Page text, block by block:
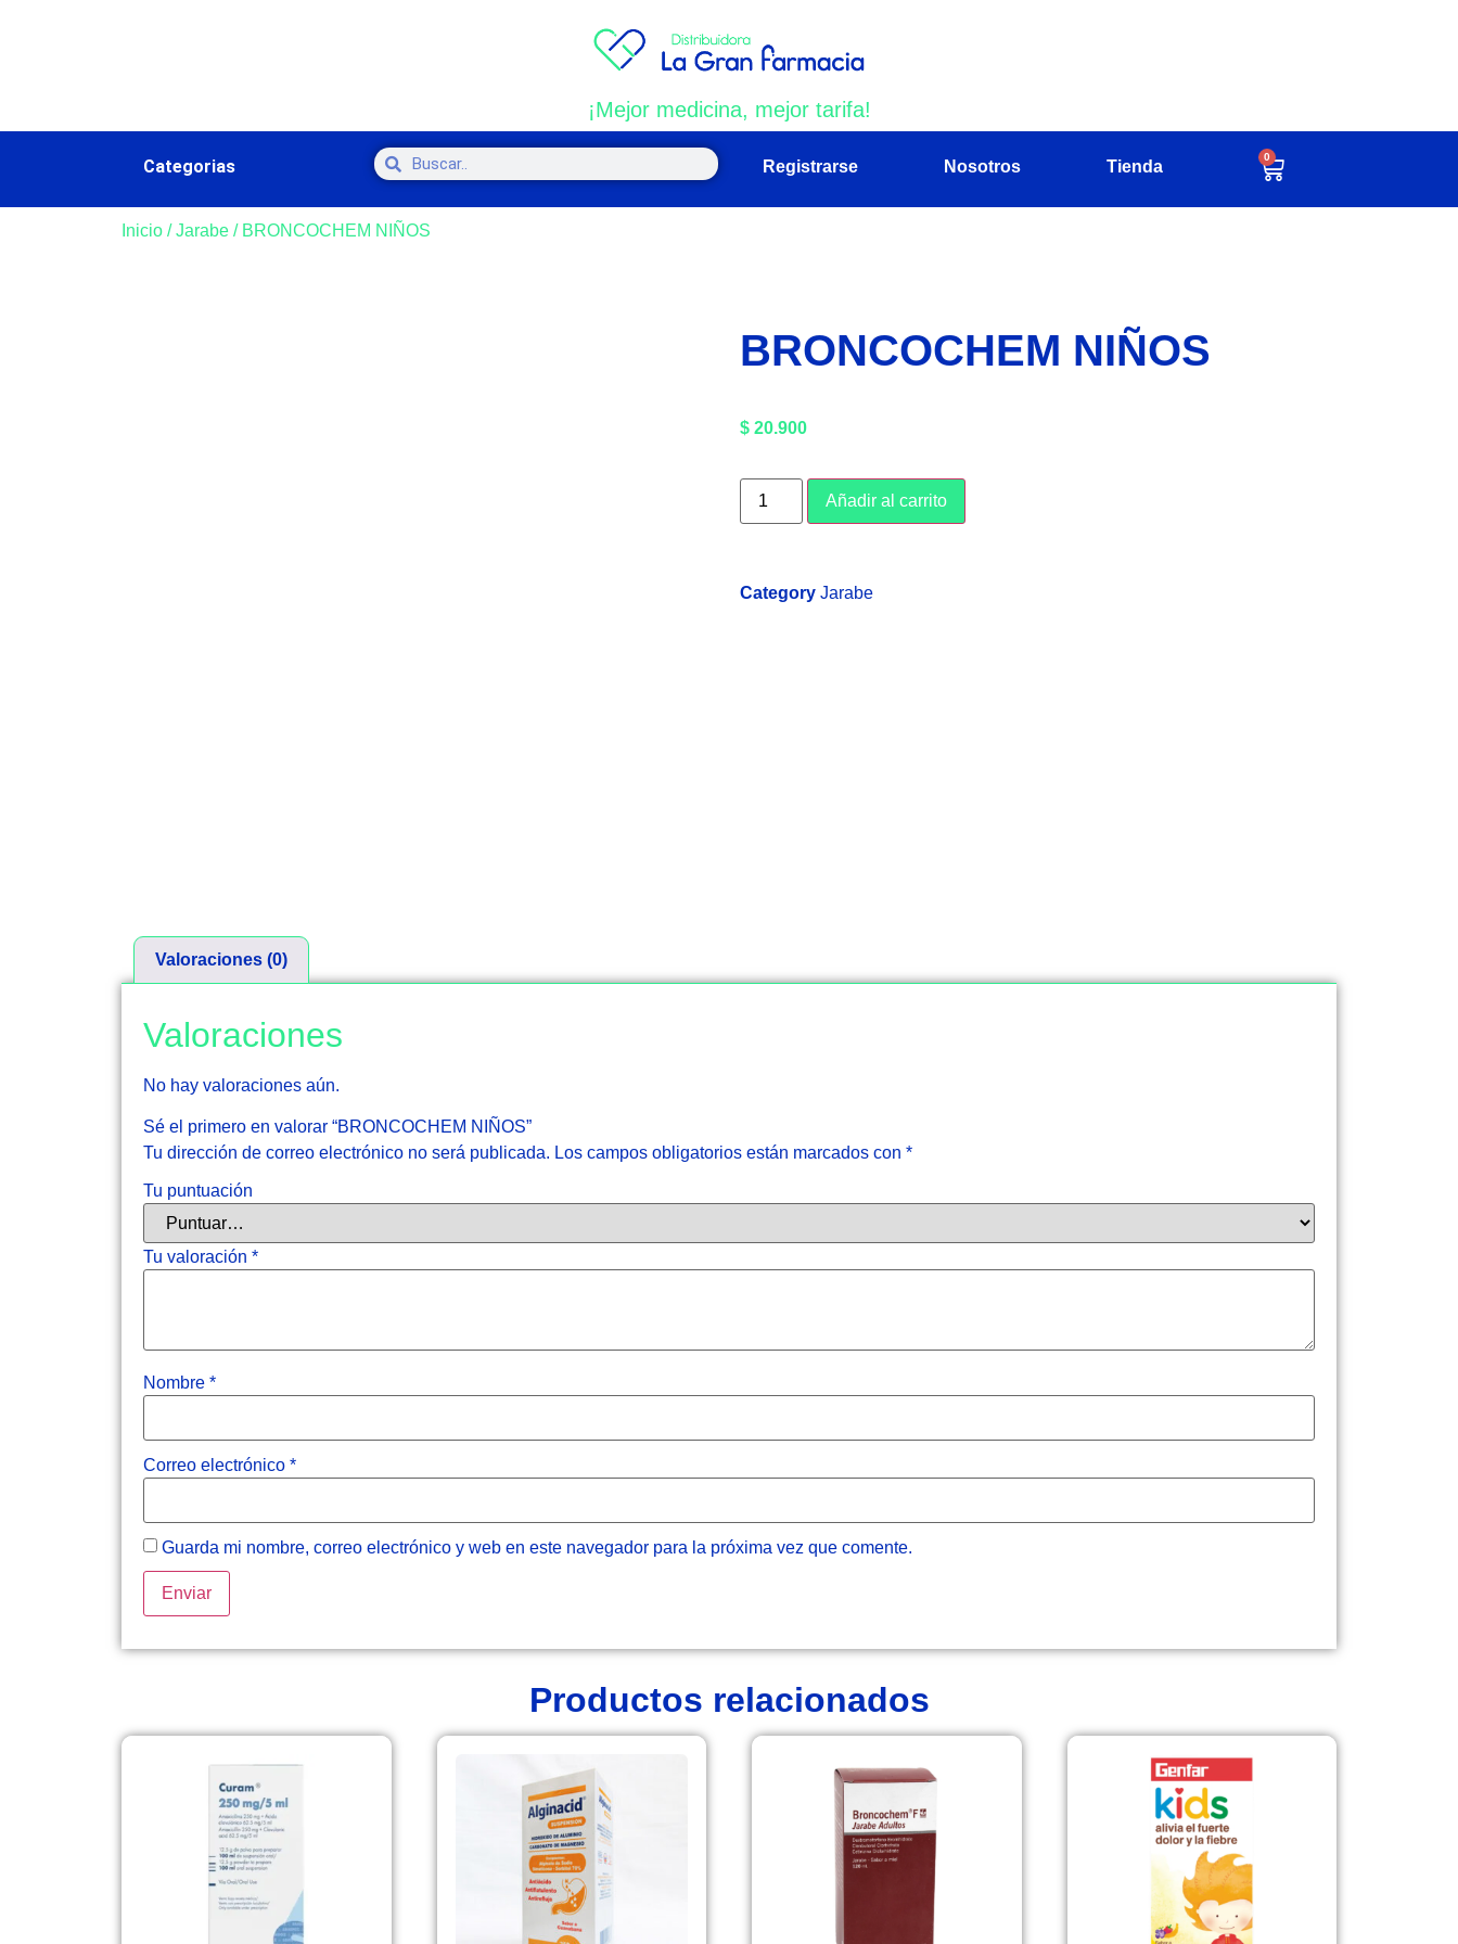
¡Mejor medicina, mejor tarifa!
Categorias Registrarse Nosotros Tienda
0
Inicio /Jarabe / BRONCOCHEM NIÑOS
BRONCOCHEM NIÑOS
$ 20.900
Añadir al carrito
Category Jarabe
Valoraciones (0)
Valoraciones
No hay valoraciones aún.
Sé el primero en valorar “BRONCOCHEM NIÑOS”
Tu dirección de correo electrónico no será publicada. Los campos obligatorios están marcados con *
Tu puntuación
Tu valoración *
Nombre *
Correo electrónico *
Guarda mi nombre, correo electrónico y web en este navegador para la próxima vez que comente.
Productos relacionados